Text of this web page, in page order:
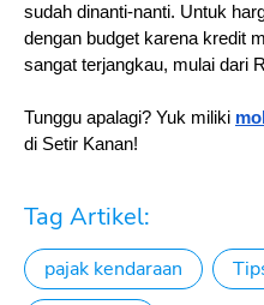
sudah dinanti-nanti. Untuk
dengan budget karena kredit
sangat terjangkau, mulai dari
Tunggu apalagi? Yuk miliki
di Setir Kanan!
Tag Artikel:
pajak kendaraan